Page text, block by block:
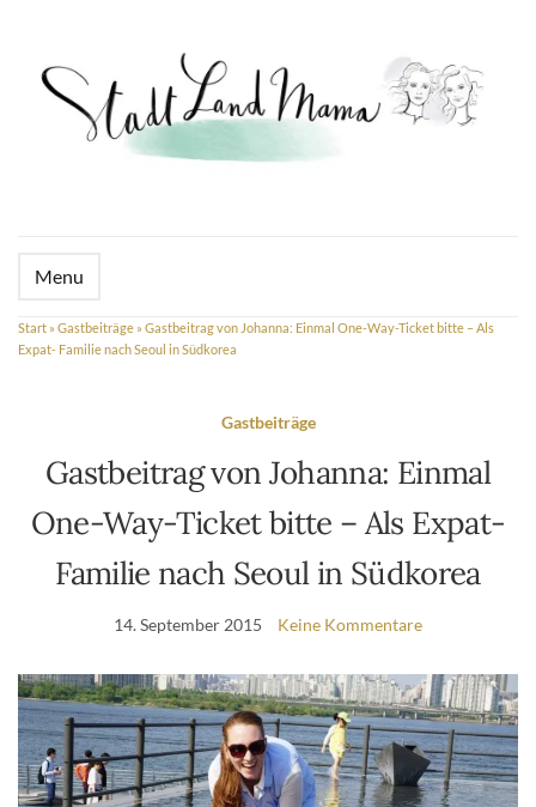
Menu
Start » Gastbeiträge » Gastbeitrag von Johanna: Einmal One-Way-Ticket bitte – Als
Expat- Familie nach Seoul in Südkorea
Gastbeiträge
Gastbeitrag von Johanna: Einmal
One-Way-Ticket bitte – Als Expat-
Familie nach Seoul in Südkorea
14. September 2015 Keine Kommentare